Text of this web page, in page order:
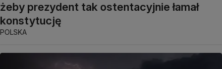
żeby prezydent tak ostentacyjnie łamał
konstytucję
POLSKA